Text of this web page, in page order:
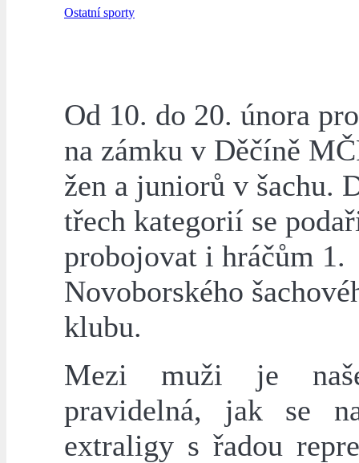
Ostatní sporty
Od 10. do 20. února
na zámku v Děčíně
žen a juniorů v šachu.
třech kategorií se
probojovat i hráčům 1.
Novoborského
klubu.
Mezi muži je
pravidelná, jak se
extraligy s řadou